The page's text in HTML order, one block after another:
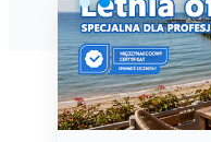
Oprogramowanie
Szkolenia